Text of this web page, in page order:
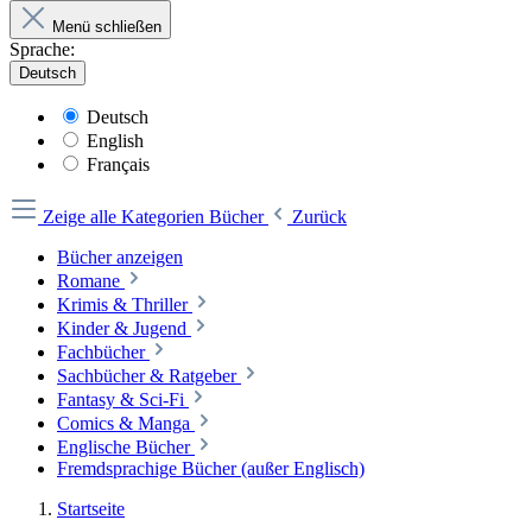
Menü schließen
Sprache:
Deutsch
Deutsch
English
Français
Zeige alle Kategorien Bücher
Zurück
Bücher anzeigen
Romane
Krimis & Thriller
Kinder & Jugend
Fachbücher
Sachbücher & Ratgeber
Fantasy & Sci-Fi
Comics & Manga
Englische Bücher
Fremdsprachige Bücher (außer Englisch)
Startseite